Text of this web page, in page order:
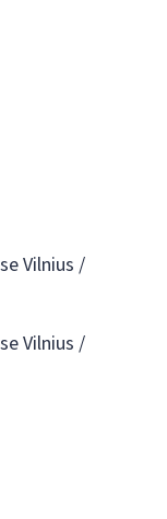
Vilnius /
Vilnius /